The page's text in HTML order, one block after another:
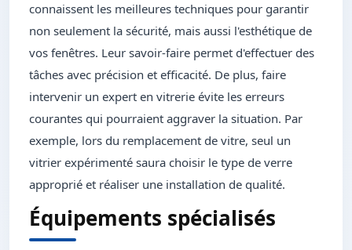
connaissent les meilleures techniques pour garantir
non seulement la sécurité, mais aussi l'esthétique de
vos fenêtres. Leur savoir-faire permet d'effectuer des
tâches avec précision et efficacité. De plus, faire
intervenir un expert en vitrerie évite les erreurs
courantes qui pourraient aggraver la situation. Par
exemple, lors du remplacement de vitre, seul un
vitrier expérimenté saura choisir le type de verre
approprié et réaliser une installation de qualité.
Équipements spécialisés